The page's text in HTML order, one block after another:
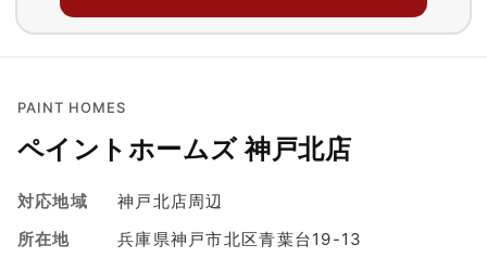
PAINT HOMES
ペイントホームズ 神戸北店
対応地域
神戸北店周辺
所在地
兵庫県神戸市北区青葉台19-13